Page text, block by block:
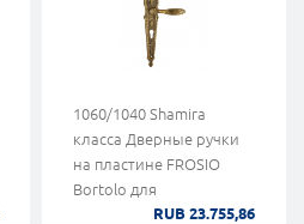
1060/1040 Shamira
класса Дверные ручки
на пластине FROSIO
Bortolo для
исторического здания
RUB 23.755,86